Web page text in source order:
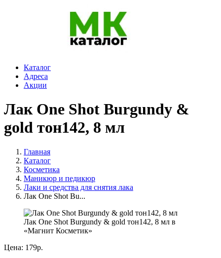
Каталог
Адреса
Акции
Лак One Shot Burgundy &
gold тон142, 8 мл
Главная
Каталог
Косметика
Маникюр и педикюр
Лаки и средства для снятия лака
Лак One Shot Bu...
Лак One Shot Burgundy & gold тон142, 8 мл в
«Магнит Косметик»
Цена: 179р.